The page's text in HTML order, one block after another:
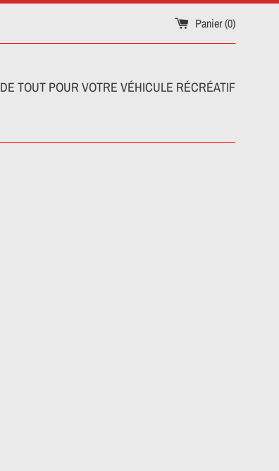
Panier (0)
DE TOUT POUR VOTRE VÉHICULE RÉCRÉATIF